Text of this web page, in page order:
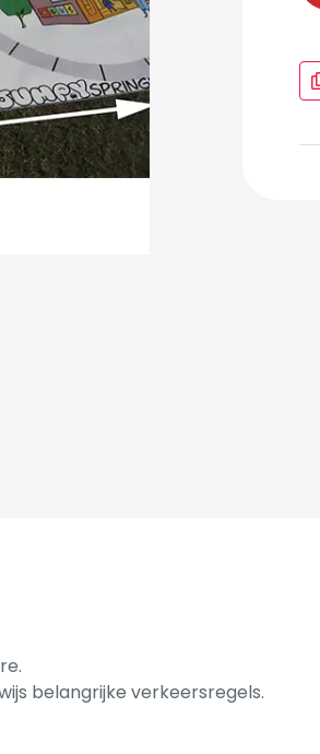
belangrijke verkeersregels.